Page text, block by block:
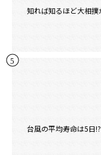
知れば知るほど大相
台風の平均寿命は5日